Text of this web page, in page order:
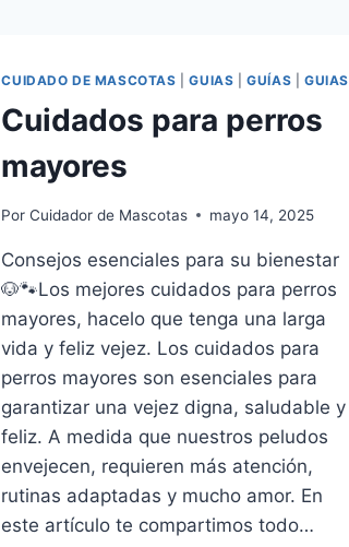
CUIDADO DE MASCOTAS |GUIAS |GUÍAS GUIAS
Cuidados para perros
mayores
Por Cuidador de Mascotas mayo 14, 2025
Consejos esenciales para su bienestar
🐶🐾Los mejores cuidados para perros
mayores, hacelo que tenga una larga
vida y feliz vejez. Los cuidados para
perros mayores son esenciales para
garantizar una vejez digna, saludable y
feliz. A medida que nuestros peludos
envejecen, requieren más atención,
rutinas adaptadas y mucho amor. En
este artículo te compartimos todo…